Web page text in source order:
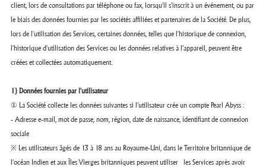
client, lors de consultations par téléphone ou fax, lorsqu’il s'inscrit à un événement, ou par
le biais des données fournies par les sociétés affiliées et partenaires de la Société. De plus,
lors de l'utilisation des Services, certaines données, telles que l'historique de connexion,
l'historique d'utilisation des Services ou les données relatives à l’appareil, peuvent être
créées et collectées automatiquement.
1) Données fournies par l'utilisateur
① La Société collecte les données suivantes si l’utilisateur crée un compte Pearl Abyss :
- Adresse e-mail, mot de passe, nom, région, date de naissance, identifiant de connexion
sociale
※ Les utilisateurs âgés de 13 à 18 ans au Royaume-Uni, dans le Territoire britannique de
l'océan Indien et aux Îles Vierges britanniques peuvent utiliser les Services après avoir